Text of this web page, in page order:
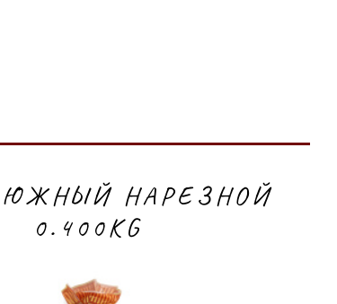
ЮЖНЫЙ НАРЕЗНОЙ
0.400KG